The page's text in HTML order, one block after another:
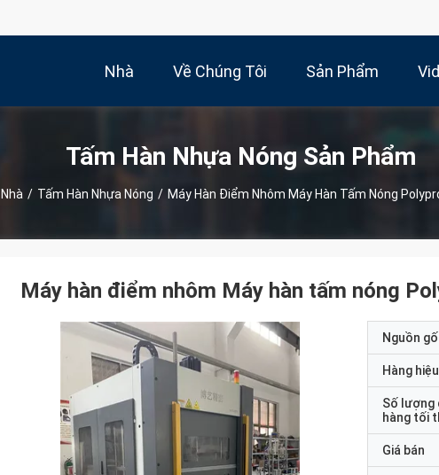
Nhà Về Chúng Tôi Sản Phẩm
Tấm Hàn Nhựa Nóng Sản Phẩm
Nhà / Tấm Hàn Nhựa Nóng / Máy Hàn Điểm Nhôm Máy Hàn Tấm Nóng
Máy hàn điểm nhôm Máy hàn tấm nóng
Nguồn
Hàng hiệu
Số lượng
hàng tối
Giá bán